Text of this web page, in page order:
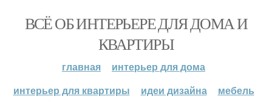
ВСЁ ОБ ИНТЕРЬЕРЕ ДЛЯ ДОМА И
КВАРТИРЫ
главная
интерьер для дома
интерьер для квартиры
идеи дизайна мебель